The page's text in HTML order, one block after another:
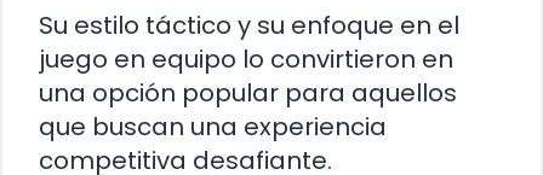
Su estilo táctico y su enfoque en el
juego en equipo lo convirtieron en
una opción popular para aquellos
que buscan una experiencia
competitiva desafiante.